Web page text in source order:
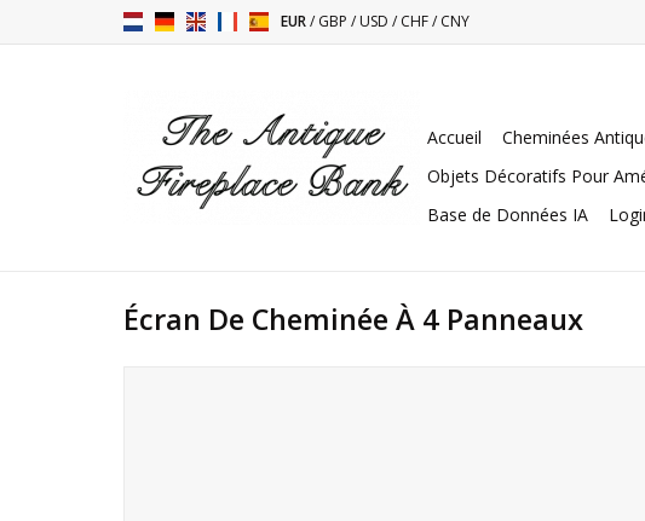
EUR/GBP /USD /CHF/CNY
Accueil Cheminées
Objets Décoratifs Pour
Base de Données IA
Écran De Cheminée À 4 Panneaux